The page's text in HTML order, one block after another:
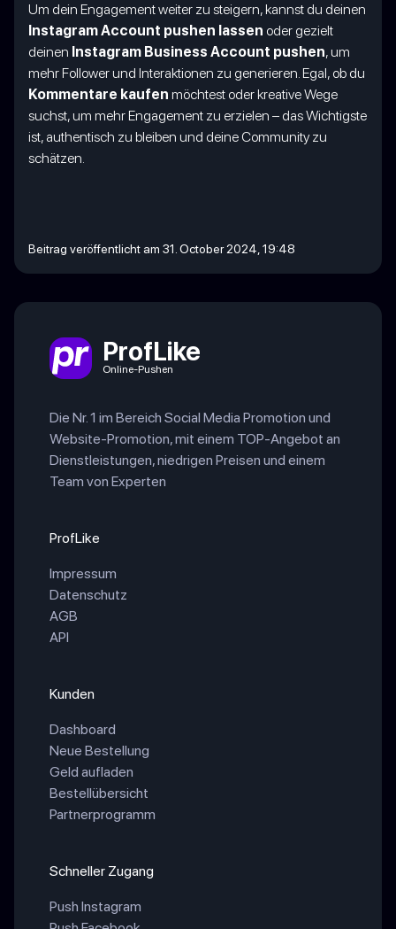
Um dein Engagement weiter zu steigern, kannst du deinen
Instagram Account pushen lassen oder gezielt
deinen Instagram Business Account pushen, um
mehr Follower und Interaktionen zu generieren. Egal, ob du
Kommentare kaufen möchtest oder kreative Wege
suchst, um mehr Engagement zu erzielen – das Wichtigste
ist, authentisch zu bleiben und deine Community zu
schätzen.
Beitrag veröffentlicht am 31. October 2024, 19:48
ProfLike
Online-Pushen
Die Nr. 1 im Bereich Social Media Promotion und
Website-Promotion, mit einem TOP-Angebot an
Dienstleistungen, niedrigen Preisen und einem
Team von Experten
ProfLike
Impressum
Datenschutz
AGB
API
Kunden
Dashboard
Neue Bestellung
Geld aufladen
Bestellübersicht
Partnerprogramm
Schneller Zugang
Push Instagram